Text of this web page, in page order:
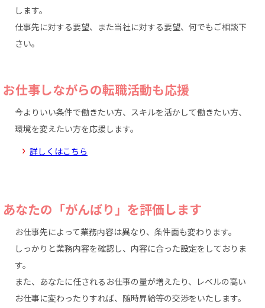
します。
仕事先に対する要望、また当社に対する要望、何でもご相談下
さい。
お仕事しながらの転職活動も応援
今よりいい条件で働きたい方、スキルを活かして働きたい方、
環境を変えたい方を応援します。
詳しくはこちら
あなたの「がんばり」を評価します
お仕事先によって業務内容は異なり、条件面も変わります。
しっかりと業務内容を確認し、内容に合った設定をしておりま
す。
また、あなたに任されるお仕事の量が増えたり、レベルの高い
お仕事に変わったりすれば、随時昇給等の交渉をいたします。